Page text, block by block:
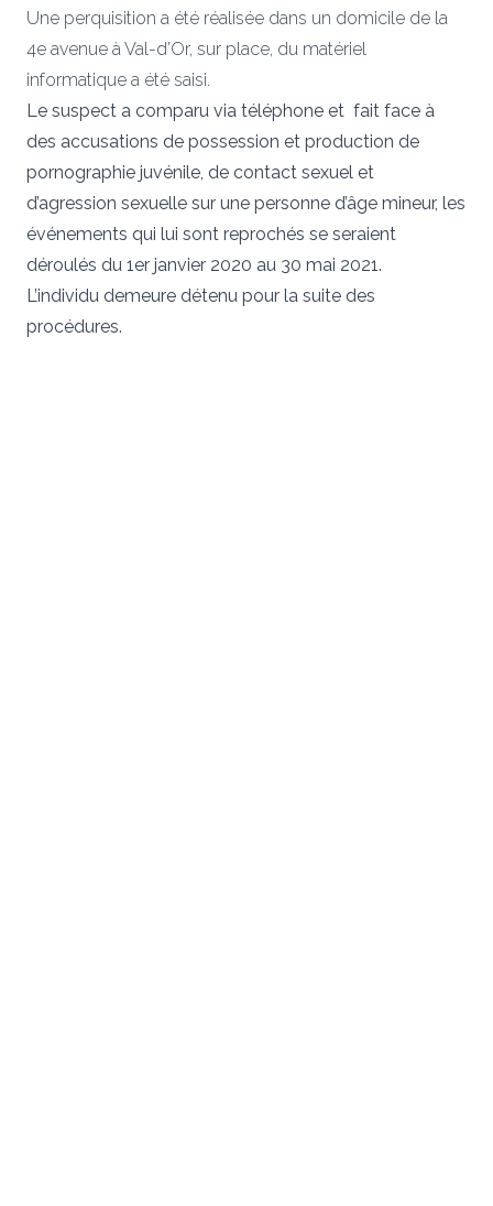
Une perquisition a été réalisée dans un domicile de la
4e avenue à Val-d’Or, sur place, du matériel
informatique a été saisi.
Le suspect a comparu via téléphone et fait face à
des accusations de possession et production de
pornographie juvénile, de contact sexuel et
d’agression sexuelle sur une personne d’âge mineur, les
événements qui lui sont reprochés se seraient
déroulés du 1er janvier 2020 au 30 mai 2021.
L’individu demeure détenu pour la suite des
procédures.